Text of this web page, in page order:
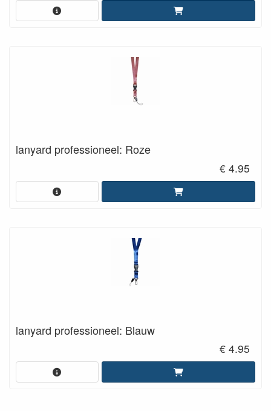
lanyard professioneel: Roze
€ 4.95
lanyard professioneel: Blauw
€ 4.95